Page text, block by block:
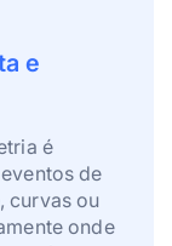
e
é
de
curvas ou
onde